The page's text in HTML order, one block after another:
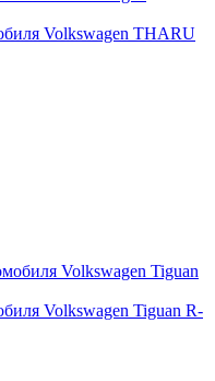
Volkswagen THARU
Volkswagen Tiguan R-